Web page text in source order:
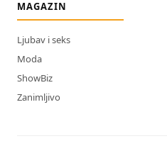
MAGAZIN
Ljubav i seks
Moda
ShowBiz
Zanimljivo